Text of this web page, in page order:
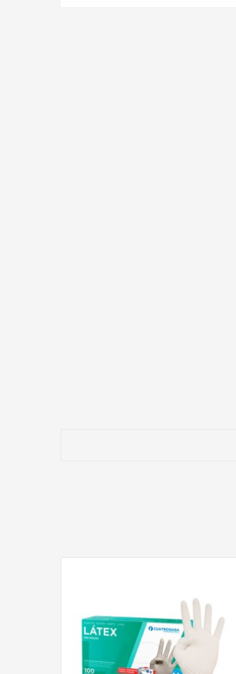
⭐¿POR QUÉ ELEGIR UN
Los guantes fabricados en serraje
¿Para qué tipo de trabajos
¿Qué talla corresponde a este
Este guante se presenta en talla 9 ,
¿Ofrece buena resistencia al